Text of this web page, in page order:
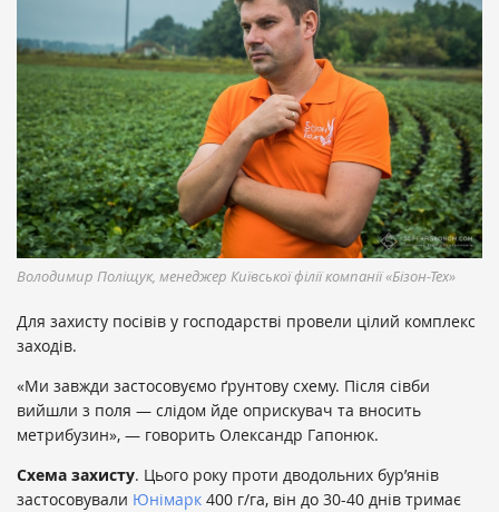
Володимир Поліщук, менеджер Київської філії компанії «Бізон-Тех»
Для захисту посівів у господарстві провели цілий комплекс
заходів.
«Ми завжди застосовуємо ґрунтову схему. Після сівби
вийшли з поля — слідом йде оприскувач та вносить
метрибузин», — говорить Олександр Гапонюк.
Схема захисту. Цього року проти дводольних бур’янів
застосовували Юнімарк 400 г/га, він до 30-40 днів тримає